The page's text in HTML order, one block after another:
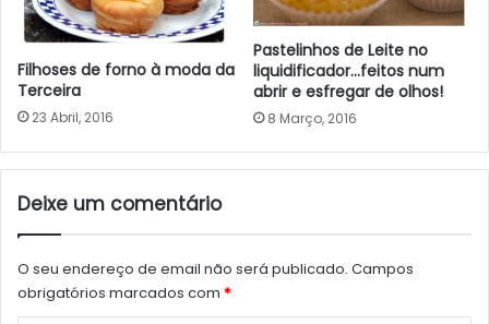
Filhoses de forno à moda da
Terceira
23 Abril, 2016
Pastelinhos de Leite no
liquidificador…feitos num
abrir e esfregar de olhos!
8 Março, 2016
Deixe um comentário
O seu endereço de email não será publicado. Campos
obrigatórios marcados com *